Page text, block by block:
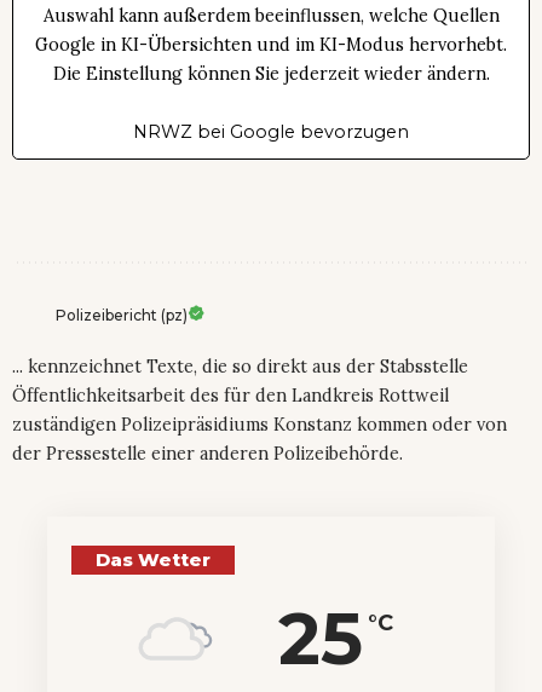
Auswahl kann außerdem beeinflussen, welche Quellen
Google in KI-Übersichten und im KI-Modus hervorhebt.
Die Einstellung können Sie jederzeit wieder ändern.
NRWZ bei Google bevorzugen
Polizeibericht (pz)
... kennzeichnet Texte, die so direkt aus der Stabsstelle
Öffentlichkeitsarbeit des für den Landkreis Rottweil
zuständigen Polizeipräsidiums Konstanz kommen oder von
der Pressestelle einer anderen Polizeibehörde.
Das Wetter
25 °C